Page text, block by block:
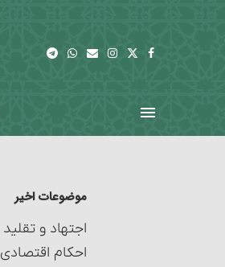
موضوعات اخیر
اجتهاد و تقلید
احکام اقتصادی